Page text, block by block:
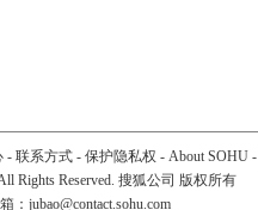
- 联系方式- 保护隐私权 - About SOHU-
Rights Reserved. 搜狐公司 版权所有
： jubao@contact.sohu.com